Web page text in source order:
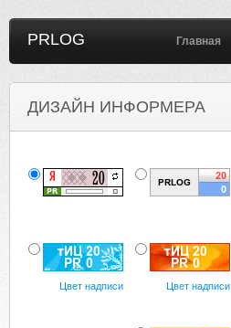
PRLOG Главная
ДИЗАЙН ИНФОРМЕРА
Цвет надписи Цвет надписи